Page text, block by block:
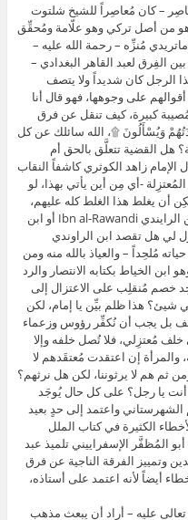
– كان مُعاصِراً للشيخ شلتوت
هو من أصل تركي وهو علّامة ومُحقِّق
مُنزِّه – رحمة الله عليه –
الفِرق لعبد القاهر البغدادي –
الرجل كان شديداً ولا يتصف
على وجوهها، فهو قال أنا
كبيرة، كيف تنقل عن فرق
وَيُسْأَلُونَ ۩، الله سائلك عن كل
هل القضية تتعلَّق بالحق أم
الإمام زاهد الكوثري كاشفاً النقاب
-أي مِن أين يأتي بهذا، لو
أن يغلط هذا الغلط كله عليهم،
فمِن أين إذن أتى بهذا؟ – أن مصدره هو ابن الرايندي Ibn al-Rawandi أو ابن
لي هل تقصد ابن الراوندي
مُلحِداً – والعياذ بالله منه ومن
ابن الخياط بكتابه الانتصار والرد
خصم مُنقلِب على الاعتزال إلى
شيئ؟ هذا ظلم بيِّن يا إمام، لكن
بل يجب أن نُكفِّر رؤوس وزعماء
خلف مُعتزِلي، فلا تُصل خلفه وإلا
والمرأة إن اعتقدت مُعتقَدهم لا
ثم هم لا يرثوننا، لكن هل نرثهم؟
أنت يا رجل؟ على كل حال يُوجَد
الشهرستاني واعتمد إلى حدٍ بعيد
الكثيرة في كتاب الملل
المُظفَّر الإسفراييني تلميذ عبد
وتمييز الفرقة الناجية عن فرق
أيضاً لأنه اعتمد على أستاذه،
تعالى عليه – أراد أن يبعث مذهب